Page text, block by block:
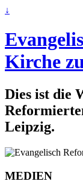
↓
Kirche
Dies ist die
Leipzig.
MEDIEN